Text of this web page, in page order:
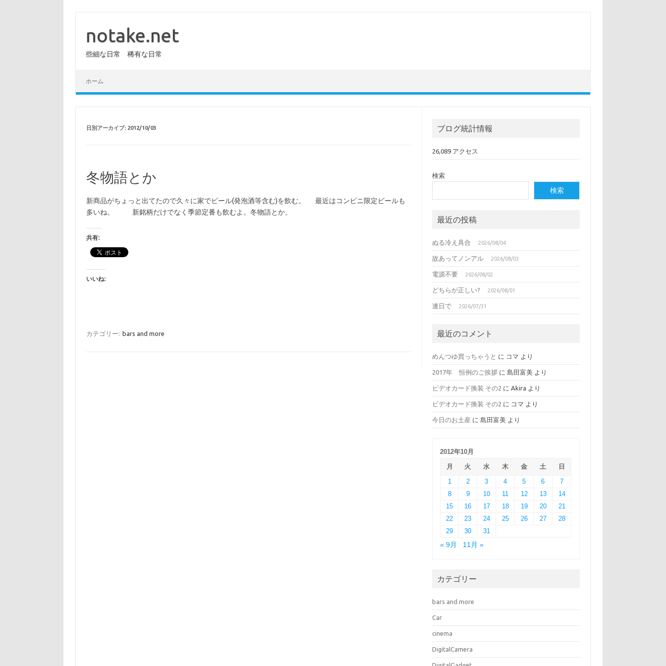
notake.net
些細な日常 稀有な日常
ホーム
日別アーカイブ: 2012/10/03
冬物語とか
新商品がちょっと出てたので久々に家でビール(発泡酒等含む)を飲む。 最近はコンビニ限定ビールも
多いね。 新銘柄だけでなく季節定番も飲むよ。冬物語とか。
共有:
いいね:
カテゴリー: bars and more
ブログ統計情報
26,089 アクセス
検索
検索
最近の投稿
ぬる冷え具合 2026/08/04
故あってノンアル 2026/08/03
電源不要 2026/08/02
どちらが正しい? 2026/08/01
連日で 2026/07/31
最近のコメント
めんつゆ買っちゃうと に コマ より
2017年 恒例のご挨拶 に島田富美 より
ビデオカード換装 その2 にAkira より
ビデオカード換装 その2 に コマ より
今日のお土産 に島田富美 より
2012年10月
月
火 水 木 金 土
日
1
2 3 4 5 6
7
8
9 10 11 12 13
14
15
16 17 18 19 20
21
22
23 24 25 26 27
28
29
30
31
« 9月
11月 »
カテゴリー
bars and more
Car
cinema
DigitalCamera